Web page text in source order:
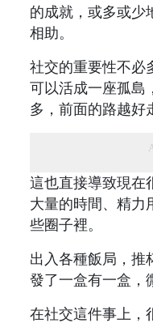
的成就，或多或少
相助。
社交的重要性不必
可以活成一座孤島
多，前面的路越好
這也直接導致現在
大量的時間、精力
些圈子裡。
出入各種飯局，推
發了一盒有一盒，
在社交這件事上，